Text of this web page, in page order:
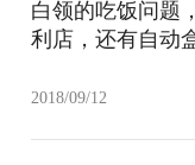
白领的吃饭问题
利店，还有自动
2018/09/12